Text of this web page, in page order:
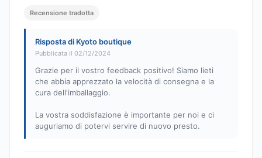
Recensione tradotta
Risposta di Kyoto boutique
Pubblicata il 02/12/2024
Grazie per il vostro feedback positivo! Siamo lieti
che abbia apprezzato la velocità di consegna e la
cura dell'imballaggio.
La vostra soddisfazione è importante per noi e ci
auguriamo di potervi servire di nuovo presto.